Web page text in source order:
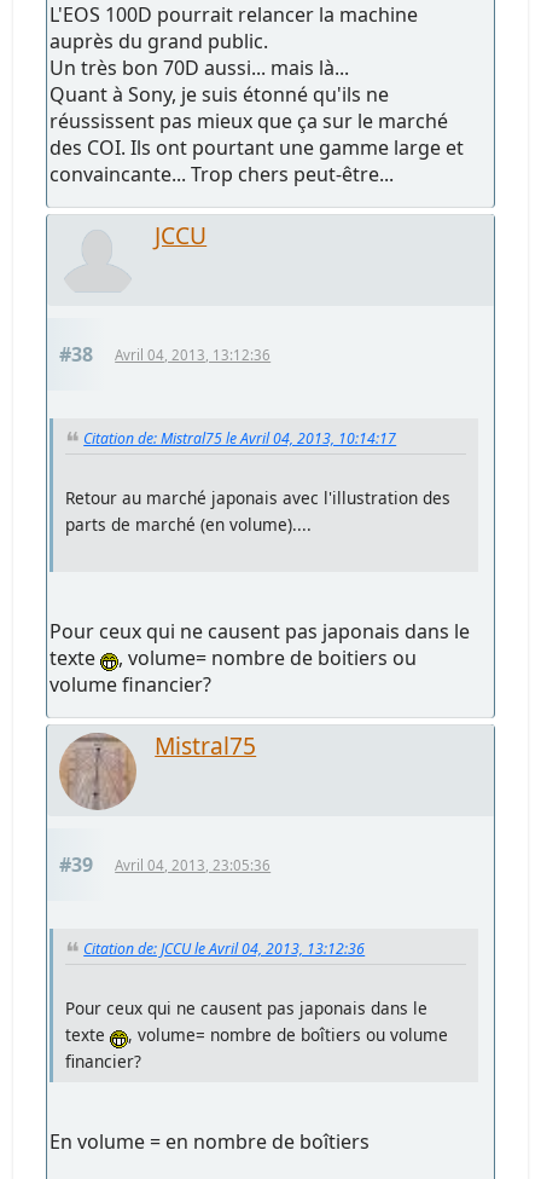
L'EOS 100D pourrait relancer la machine
auprès du grand public.
Un très bon 70D aussi... mais là...
Quant à Sony, je suis étonné qu'ils ne
réussissent pas mieux que ça sur le marché
des COI. Ils ont pourtant une gamme large et
convaincante... Trop chers peut-être...
JCCU
#38 Avril 04, 2013, 13:12:36
Citation de: Mistral75 le Avril 04, 2013, 10:14:17
Retour au marché japonais avec l'illustration des
parts de marché (en volume)....
Pour ceux qui ne causent pas japonais dans le
texte
, volume= nombre de boitiers ou
volume financier?
Mistral75
#39 Avril 04, 2013, 23:05:36
Citation de: JCCU le Avril 04, 2013, 13:12:36
Pour ceux qui ne causent pas japonais dans le
texte
, volume= nombre de boîtiers ou volume
financier?
En volume = en nombre de boîtiers